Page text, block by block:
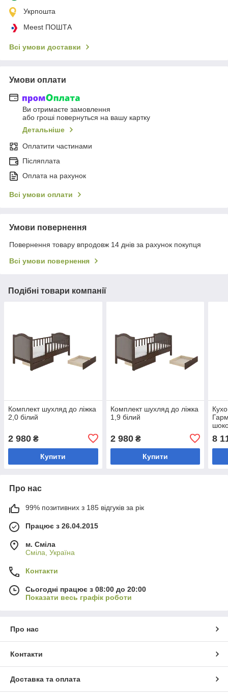
Укрпошта
Meest ПОШТА
Всі умови доставки
Умови оплати
Ви отримаєте замовлення
або гроші повернуться на вашу картку
Детальніше
Оплатити частинами
Післяплата
Оплата на рахунок
Всі умови оплати
Умови повернення
Повернення товару впродовж 14 днів за рахунок покупця
Всі умови повернення
Подібні товари компанії
Комплект шухляд до ліжка
2,0 білий
2 980 ₴
Купити
Комплект шухляд до ліжка
1,9 білий
2 980₴
Купити
8
Про нас
99% позитивних з 185 відгуків за рік
Працює з 26.04.2015
м. Сміла
Сміла, Україна
Контакти
Сьогодні працює з 08:00 до 20:00
Показати весь графік роботи
Про нас
Контакти
Доставка та оплата